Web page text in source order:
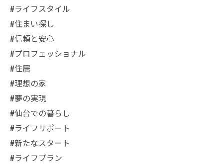
#ライフスタイル
#住まい探し
#信頼と安心
#プロフェッショナル
#住居
#理想の家
#夢の実現
#仙台での暮らし
#ライフサポート
#新たなスタート
#ライフプラン